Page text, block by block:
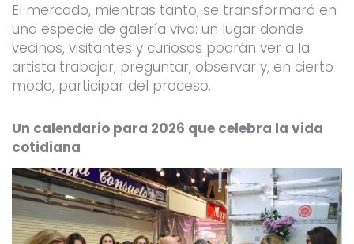
El mercado, mientras tanto, se transformará en
una especie de galería viva: un lugar donde
vecinos, visitantes y curiosos podrán ver a la
artista trabajar, preguntar, observar y, en cierto
modo, participar del proceso.
Un calendario para 2026 que celebra la vida
cotidiana